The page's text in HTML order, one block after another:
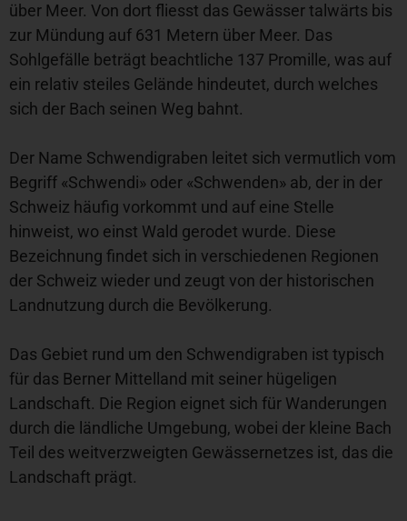
über Meer. Von dort fliesst das Gewässer talwärts bis
zur Mündung auf 631 Metern über Meer. Das
Sohlgefälle beträgt beachtliche 137 Promille, was auf
ein relativ steiles Gelände hindeutet, durch welches
sich der Bach seinen Weg bahnt.
Der Name Schwendigraben leitet sich vermutlich vom
Begriff «Schwendi» oder «Schwenden» ab, der in der
Schweiz häufig vorkommt und auf eine Stelle
hinweist, wo einst Wald gerodet wurde. Diese
Bezeichnung findet sich in verschiedenen Regionen
der Schweiz wieder und zeugt von der historischen
Landnutzung durch die Bevölkerung.
Das Gebiet rund um den Schwendigraben ist typisch
für das Berner Mittelland mit seiner hügeligen
Landschaft. Die Region eignet sich für Wanderungen
durch die ländliche Umgebung, wobei der kleine Bach
Teil des weitverzweigten Gewässernetzes ist, das die
Landschaft prägt.